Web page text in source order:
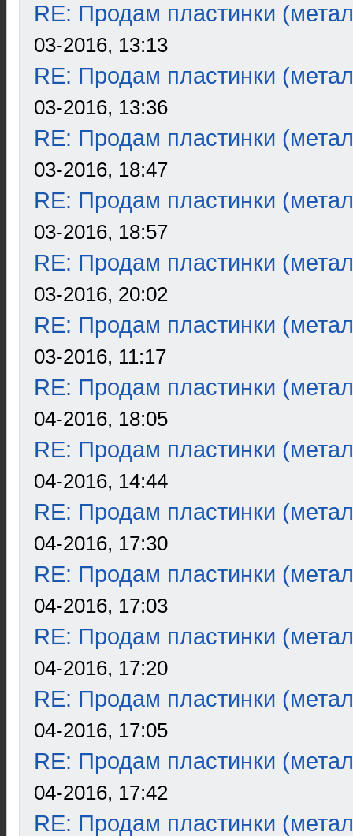
RE: Продам пластинки
03-2016, 13:13
RE: Продам пластинки
03-2016, 13:36
RE: Продам пластинки
03-2016, 18:47
RE: Продам пластинки
03-2016, 18:57
RE: Продам пластинки
03-2016, 20:02
RE: Продам пластинки
03-2016, 11:17
RE: Продам пластинки
04-2016, 18:05
RE: Продам пластинки
04-2016, 14:44
RE: Продам пластинки
04-2016, 17:30
RE: Продам пластинки
04-2016, 17:03
RE: Продам пластинки
04-2016, 17:20
RE: Продам пластинки
04-2016, 17:05
RE: Продам пластинки
04-2016, 17:42
RE: Продам пластинки